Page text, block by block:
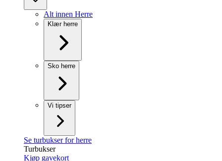
Alt innen Herre
Klær herre
Sko herre
Vi tipser
Se turbukser for herre
Turbukser
Kjøp gavekort